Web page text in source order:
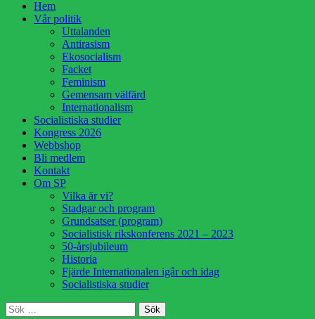
HoppaHem
Vår politik
Uttalanden
Antirasism
Ekosocialism
Facket
Feminism
Gemensam välfärd
Internationalism
Socialistiska studier
Kongress 2026
Webbshop
Bli medlem
Kontakt
Om SP
Vilka är vi?
Stadgar och program
Grundsatser (program)
Socialistisk rikskonferens 2021 – 2023
50-årsjubileum
Historia
Fjärde Internationalen igår och idag
Socialistiska studier
Sök
Sök